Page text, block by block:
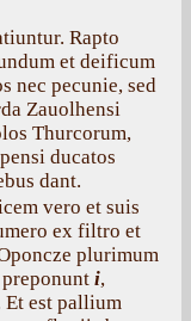
Rapto
et deificum
nec pecunie, sed
Zauolhensi
Thurcorum,
ducatos
dant.
vero et suis
ex filtro et
plurimum
i,
Et est pallium